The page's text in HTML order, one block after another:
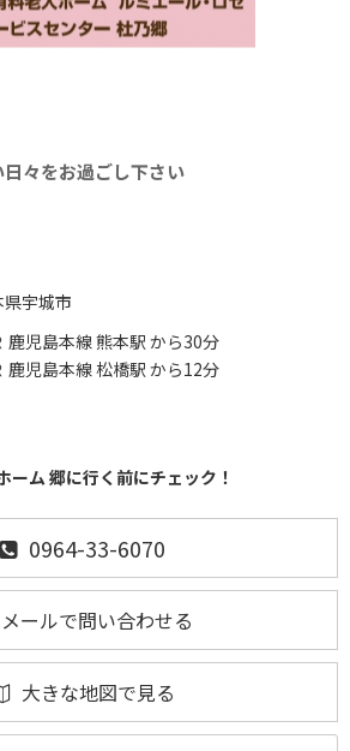
々をお過ごし下さい
宇城市
鹿児島本線 熊本駅 から30分
鹿児島本線 松橋駅 から12分
ーム 郷に行く前にチェック！
0964-33-6070
メールで問い合わせる
大きな地図で見る